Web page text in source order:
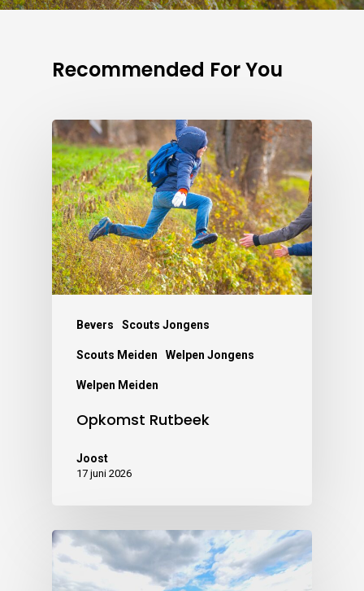
Recommended For You
Bevers Scouts Jongens
Scouts Meiden Welpen Jongens
Welpen Meiden
Opkomst Rutbeek
Joost
17 juni 2026